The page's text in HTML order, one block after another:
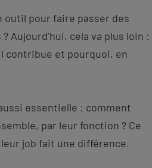
pour faire passer des
Aujourd’hui, cela va plus loin :
contribue et pourquoi, en
essentielle : comment
par leur fonction ? Ce
job fait une différence.